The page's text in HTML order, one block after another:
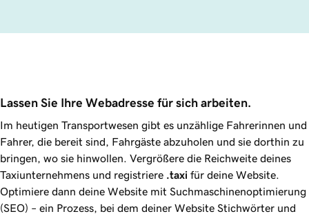
Lassen Sie Ihre Webadresse für sich arbeiten.
Im heutigen Transportwesen gibt es unzählige Fahrerinnen und
Fahrer, die bereit sind, Fahrgäste abzuholen und sie dorthin zu
bringen, wo sie hinwollen. Vergrößere die Reichweite deines
Taxiunternehmens und registriere .taxi für deine Website.
Optimiere dann deine Website mit Suchmaschinenoptimierung
(SEO) – ein Prozess, bei dem deiner Website Stichwörter und